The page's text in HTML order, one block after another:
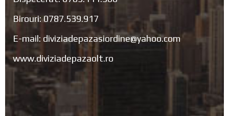
Birouri: 0787.539.917
E-mail: diviziadepazasiordine@yahoo.com
www.diviziadepazaolt.ro